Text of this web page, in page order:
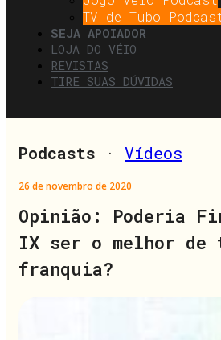
TV de Tubo
SEJA APOIADOR
LOJA DO VÉIO
REVISTAS
TIRE SUAS DÚVIDAS
Podcasts · Vídeos
26 de novembro de 2020
Opinião: Poderia
IX ser o melhor de
franquia?